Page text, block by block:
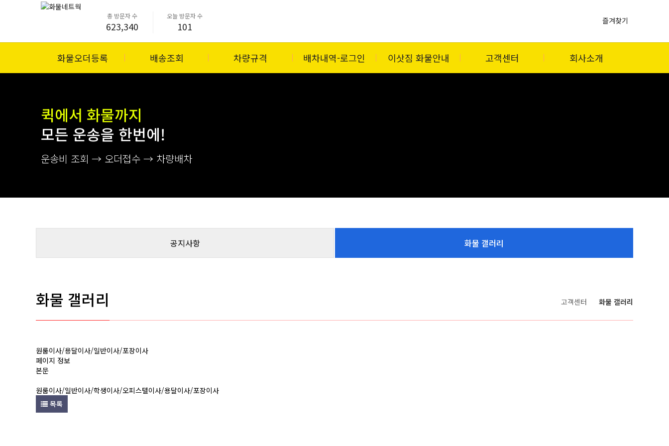
총 방문자 수
623,340
오늘 방문자 수
101 즐겨찾기
화물오더등록 배송조회 차량규격 배차내역-로그인 이삿짐 화물안내 고객센터 회사소개
퀵에서 화물까지
모든 운송을 한번에!
운송비 조회 → 오더접수 → 차량배차
공지사항 화물 갤러리
화물 갤러리 고객센터 화물 갤러리
원룸이사/용달이사/일반이사/포장이사
페이지 정보
본문
원룸이사/일반이사/학생이사/오피스텔이사/용달이사/포장이사
목록